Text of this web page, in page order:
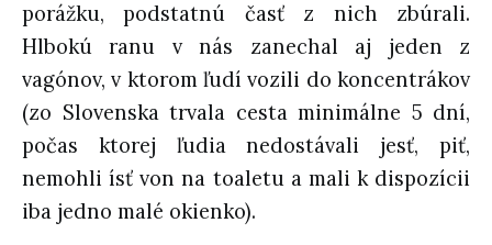
porážku, podstatnú časť z nich zbúrali.
Hlbokú ranu v nás zanechal aj jeden z
vagónov, v ktorom ľudí vozili do koncentrákov
(zo Slovenska trvala cesta minimálne 5 dní,
počas ktorej ľudia nedostávali jesť, piť,
nemohli ísť von na toaletu a mali k dispozícii
iba jedno malé okienko).